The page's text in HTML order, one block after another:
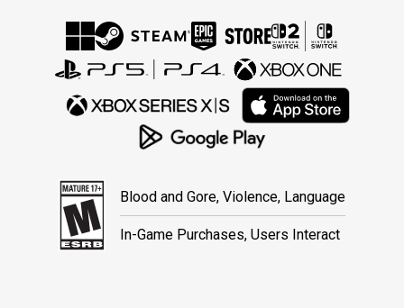
Blood and Gore, Violence, Language
In-Game Purchases, Users Interact